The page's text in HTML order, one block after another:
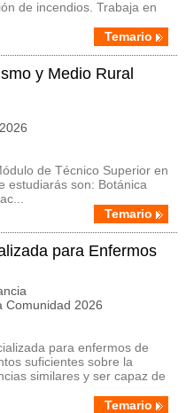
de incendios. Trabaja en
Temario
y Medio Rural
de Técnico Superior en
estudiarás son: Botánica
Temario
para Enfermos
Comunidad 2026
para enfermos de
suficientes sobre la
similares y ser capaz de
Temario